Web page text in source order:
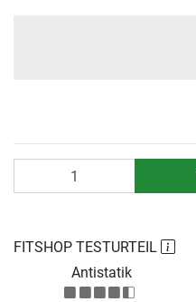
FITSHOP TESTURTEIL
Antistatik